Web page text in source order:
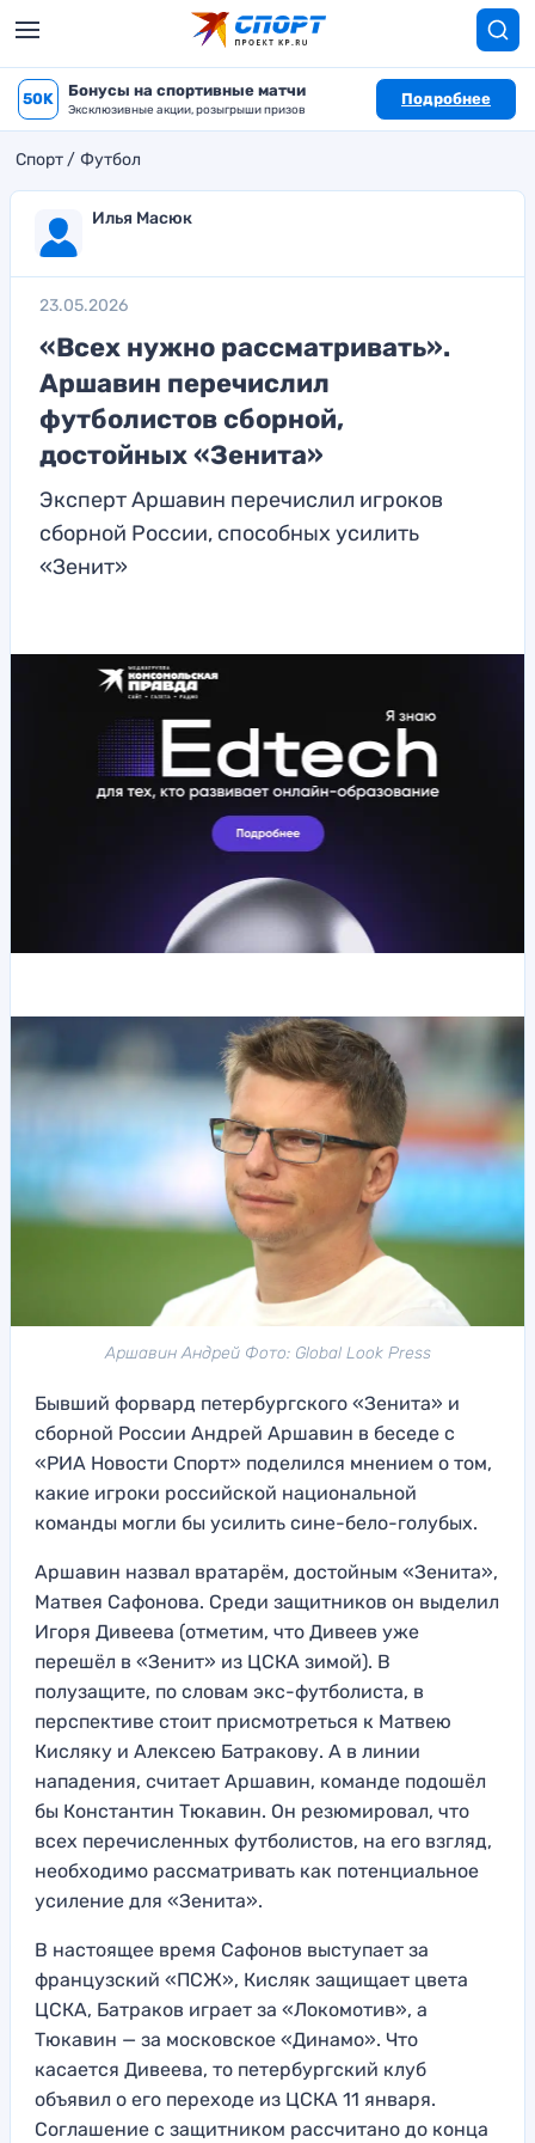
50K Бонусы на спортивные матчи
Эксклюзивные акции, розыгрыши призов
Подробнее
Спорт Футбол
Илья Масюк
23.05.2026
«Всех нужно рассматривать».
Аршавин перечислил
футболистов сборной,
достойных «Зенита»
Эксперт Аршавин перечислил игроков
сборной России, способных усилить
«Зенит»
Аршавин Андрей Фото: Global Look Press
Бывший форвард петербургского «Зенита» и
сборной России Андрей Аршавин в беседе с
«РИА Новости Спорт» поделился мнением о том,
какие игроки российской национальной
команды могли бы усилить сине-бело-голубых.
Аршавин назвал вратарём, достойным «Зенита»,
Матвея Сафонова. Среди защитников он выделил
Игоря Дивеева (отметим, что Дивеев уже
перешёл в «Зенит» из ЦСКА зимой). В
полузащите, по словам экс-футболиста, в
перспективе стоит присмотреться к Матвею
Кисляку и Алексею Батракову. А в линии
нападения, считает Аршавин, команде подошёл
бы Константин Тюкавин. Он резюмировал, что
всех перечисленных футболистов, на его взгляд,
необходимо рассматривать как потенциальное
усиление для «Зенита».
В настоящее время Сафонов выступает за
французский «ПСЖ», Кисляк защищает цвета
ЦСКА, Батраков играет за «Локомотив», а
Тюкавин — за московское «Динамо». Что
касается Дивеева, то петербургский клуб
объявил о его переходе из ЦСКА 11 января.
Соглашение с защитником рассчитано до конца